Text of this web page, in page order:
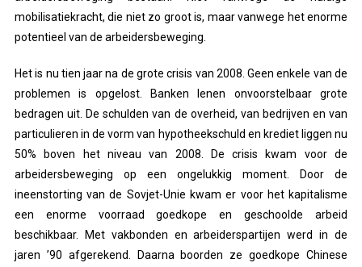
mobilisatiekracht, die niet zo groot is, maar vanwege het enorme
potentieel van de arbeidersbeweging.
Het is nu tien jaar na de grote crisis van 2008. Geen enkele van de
problemen is opgelost. Banken lenen onvoorstelbaar grote
bedragen uit. De schulden van de overheid, van bedrijven en van
particulieren in de vorm van hypotheekschuld en krediet liggen nu
50% boven het niveau van 2008. De crisis kwam voor de
arbeidersbeweging op een ongelukkig moment. Door de
ineenstorting van de Sovjet-Unie kwam er voor het kapitalisme
een enorme voorraad goedkope en geschoolde arbeid
beschikbaar. Met vakbonden en arbeiderspartijen werd in de
jaren ’90 afgerekend. Daarna boorden ze goedkope Chinese